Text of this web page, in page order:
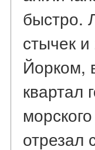
быстро.
стычек
Йорком,
квартал
отрезал